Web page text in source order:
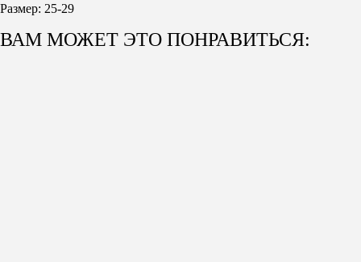
Размер: 25-29
ВАМ МОЖЕТ ЭТО ПОНРАВИТЬСЯ: